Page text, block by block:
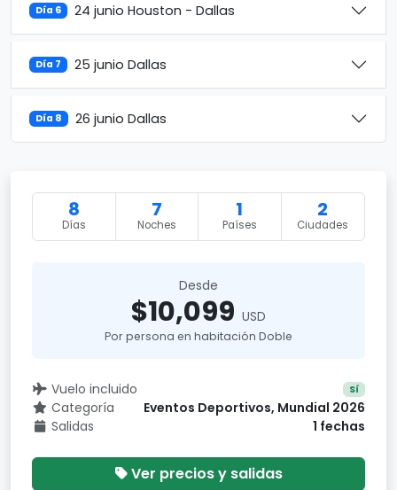
Día 6 24 junio Houston - Dallas
Día 7 25 junio Dallas
Día 8 26 junio Dallas
8
Días
7
Noches
1
Países
2
Ciudades
Desde
$10,099 USD
Por persona en habitación Doble
Vuelo incluido Sí
Categoría
Eventos Deportivos, Mundial 2026
Salidas
1 fechas
Ver precios y salidas